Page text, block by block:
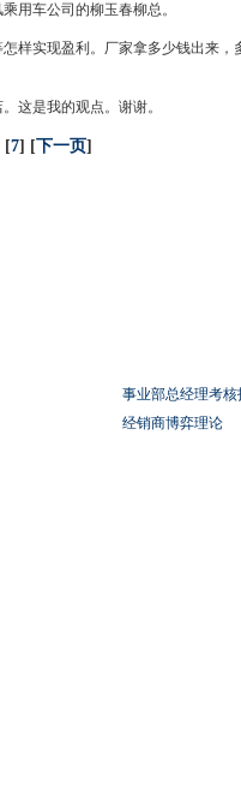
乘用车公司的柳玉春柳总。
样实现盈利。厂家拿多少钱出来，
这是我的观点。谢谢。
[7] [下一页]
事业部总经理考核
经销商博弈理论